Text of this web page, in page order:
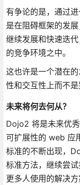
有争论的是，通过
是在阻碍框架的发
继续发展和快速迭
的竞争环境之中。
这也许是一个潜在
性和交互性上而不
未来将何去何从？
Dojo2 将是未来优
可扩展性的 web 应
标准的不断出现，
标准方法，继续尝
更多人使用的解决方